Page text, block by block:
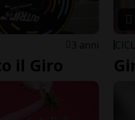
3 anni
il Giro